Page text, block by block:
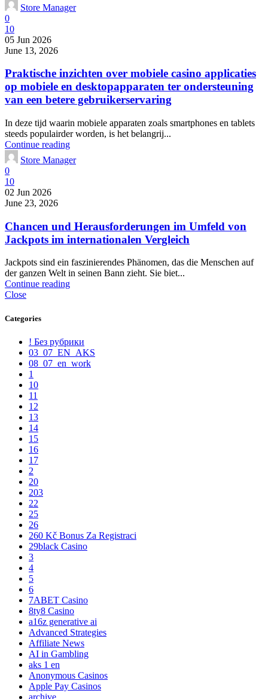
Store Manager
0
10
05 Jun 2026
June 13, 2026
Praktische inzichten over mobiele casino applicaties
op mobiele en desktopapparaten ter ondersteuning
van een betere gebruikerservaring
In deze tijd waarin mobiele apparaten zoals smartphones en tablets
steeds populairder worden, is het belangrij...
Continue reading
Store Manager
0
10
02 Jun 2026
June 23, 2026
Chancen und Herausforderungen im Umfeld von
Jackpots im internationalen Vergleich
Jackpots sind ein faszinierendes Phänomen, das die Menschen auf
der ganzen Welt in seinen Bann zieht. Sie biet...
Continue reading
Close
Categories
! Без рубрики
03_07_EN_AKS
08_07_en_work
1
10
11
12
13
14
15
16
17
2
20
203
22
25
26
260 Kč Bonus Za Registraci
29black Casino
3
4
5
6
7ABET Casino
8ty8 Casino
a16z generative ai
Advanced Strategies
Affiliate News
AI in Gambling
aks 1 en
Anonymous Casinos
Apple Pay Casinos
archive